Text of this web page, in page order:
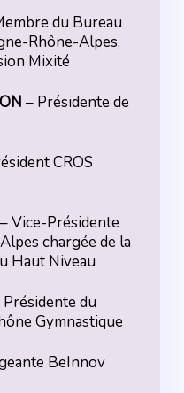
du Bureau
Rhône-Alpes,
Mixité
– Présidente de
CROS
Vice-Présidente
chargée de la
Haut Niveau
du
Gymnastique
BeInnov